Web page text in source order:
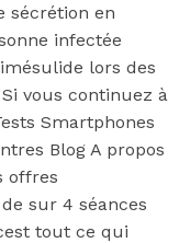
sécrétion en
infectée
lors des
vous continuez à
Smartphones
Blog A propos
offres
sur 4 séances
tout ce qui